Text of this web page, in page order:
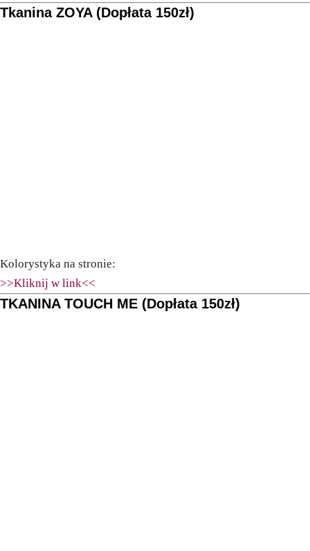
Tkanina ZOYA (Dopłata 150zł)
Kolorystyka na stronie:
>>Kliknij w link<<
TKANINA TOUCH ME (Dopłata 150zł)